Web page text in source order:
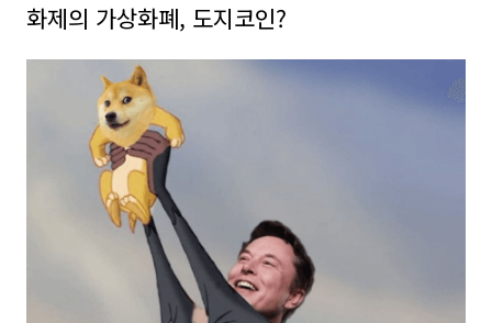
화제의 가상화폐, 도지코인?